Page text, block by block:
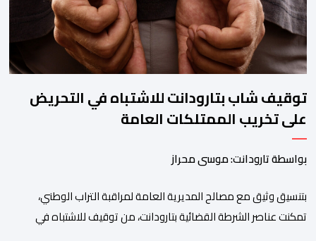
توقيف شاب بتارودانت للاشتباه في التحريض
على تخريب الممتلكات العامة
بواسطة تارودانت: موسى محراز
بتنسيق وثيق مع مصالح المديرية العامة لمراقبة التراب الوطني،
تمكنت عناصر الشرطة القضائية بتارودانت، من توقيف للاشتباه في